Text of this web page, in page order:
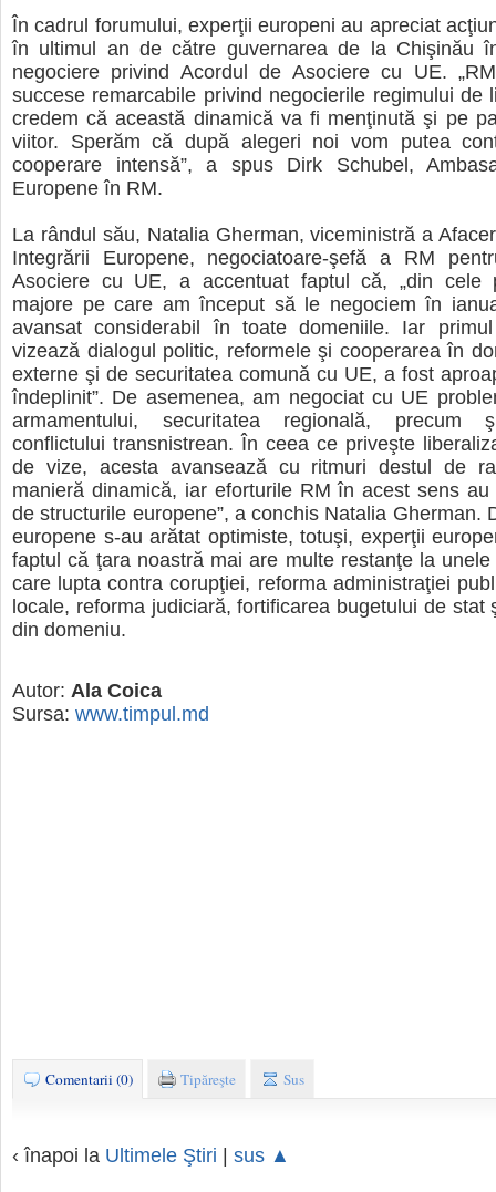
În cadrul forumului, experţii europeni au apreciat
în ultimul an de către guvernarea de la Chişinău
negociere privind Acordul de Asociere cu UE.
succese remarcabile privind negocierile regimului de
credem că această dinamică va fi menţinută şi pe
viitor. Sperăm că după alegeri noi vom putea
cooperare intensă”, a spus Dirk Schubel,
Europene în RM.
La rândul său, Natalia Gherman, viceministră a
Integrării Europene, negociatoare-şefă a RM
Asociere cu UE, a accentuat faptul că, „din cele
majore pe care am început să le negociem în
avansat considerabil în toate domeniile. Iar
vizează dialogul politic, reformele şi cooperarea în
externe şi de securitatea comună cu UE, a fost
îndeplinit”. De asemenea, am negociat cu UE
armamentului, securitatea regională, precum
conflictului transnistrean. În ceea ce priveşte
de vize, acesta avansează cu ritmuri destul de
manieră dinamică, iar eforturile RM în acest sens au
de structurile europene”, a conchis Natalia Gherman.
europene s-au arătat optimiste, totuşi, experţii
faptul că ţara noastră mai are multe restanţe la
care lupta contra corupţiei, reforma administraţiei
locale, reforma judiciară, fortificarea bugetului de stat
din domeniu.
Autor: Ala Coica
Sursa: www.timpul.md
Comentarii (0) Tipăreşte Sus
‹ înapoi la Ultimele Ştiri | sus ▲